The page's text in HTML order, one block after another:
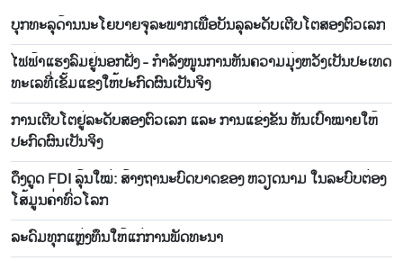
ບຸກ​ທະ​ລຸດ້ານນະ​ໂຍ​ບາຍ​ຈຸ​ລະ​ພາກ​ເພື່ອ​ບັນ​ລຸ​ລະ​ດັບ​ເຕີບ​ໂຕ​​ສອງ​ຕົວ​ເລກ
ໄຟ​ຟ້າ​ແຮງ​ລົມ​ຢູ່​ນອກ​ຝັ່ງ - ກຳ​ລັງ​ໜູນການ​ຫັນ​ຄວາມ​ມຸ່ງ​ຫວັງ​ເປັນປະ​ເທດ​
ທະ​ເລ​ທີ່​ເຂັ້ມ​ແຂງ​ໃຫ້​ປະ​ກົດ​ຜົນ​ເປັນ​ຈິງ
ການ​ເຕີ​ບ​ໂຕ​ຢູ່​ລະ​ດັບ​ສອງ​ຕົວ​ເລກ ແລະ ການ​ແຂ່ງ​ຂັນ ​ຫັ​ນ​ເປົ້າ​ໝາຍ​ໃຫ້​
ປະ​ກົດ​ຜົນ​ເປັນ​ຈິງ
ດຶງ​ດູດ FDI ລຸ້ນ​ໃໝ່: ສ້າງ​ຖາ​ນະ​ບົດ​ບາດຂອງ ຫວຽດ​ນາມ ໃນ​ລະ​ບົບ​​ຕ່ອງ​
ໂສ້ມູນ​ຄ່າ​ທົ່ວ​ໂລກ
ລະ​ດົມ​ທຸກ​ແຫຼ່ງ​ທຶນ​ໃຫ້ແກ່​ການ​ພັດ​ທະ​ນາ